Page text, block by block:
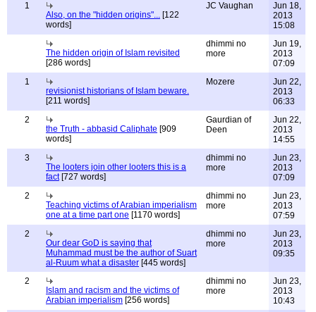
1
Also, on the "hidden origins"... [122
words]
JC Vaughan
Jun 18,
2013
15:08
The hidden origin of Islam revisited
[286 words]
dhimmi no
more
Jun 19,
2013
07:09
1
revisionist historians of Islam beware.
[211 words]
Mozere
Jun 22,
2013
06:33
2
the Truth - abbasid Caliphate [909
words]
Gaurdian of
Deen
Jun 22,
2013
14:55
3
The looters join other looters this is a
fact[727 words]
dhimmi no
more
Jun 23,
2013
07:09
2
Teaching victims of Arabian imperialism
one at a time part one [1170 words]
dhimmi no
more
Jun 23,
2013
07:59
2
Our dear GoD is saying that
Muhammad must be the author of Suart
al-Ruum what a disaster [445 words]
dhimmi no
more
Jun 23,
2013
09:35
2
Islam and racism and the victims of
Arabian imperialism [256 words]
dhimmi no
more
Jun 23,
2013
10:43